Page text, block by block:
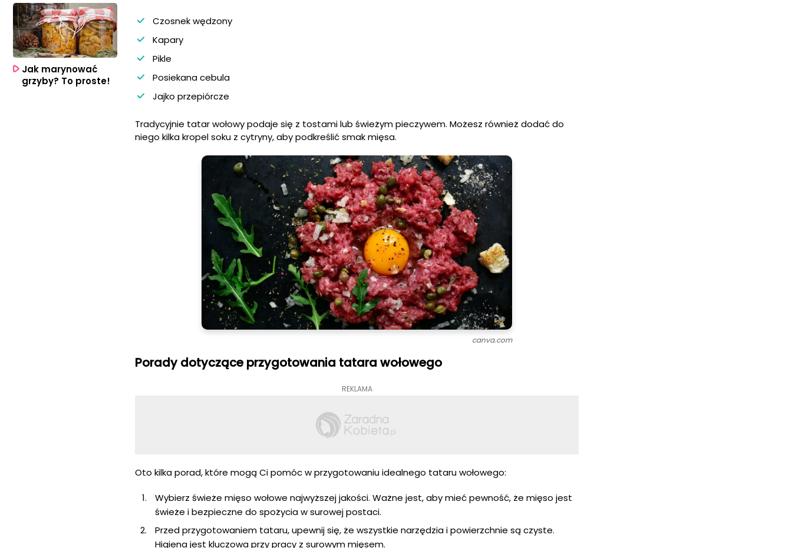
Czosnek wędzony
Kapary
Pikle
Posiekana cebula
Jajko przepiórcze
Tradycyjnie tatar wołowy podaje się z tostami lub świeżym pieczywem. Możesz również dodać do
niego kilka kropel soku z cytryny, aby podkreślić smak mięsa.
canva.com
Porady dotyczące przygotowania tatara wołowego
REKLAMA
Oto kilka porad, które mogą Ci pomóc w przygotowaniu idealnego tataru wołowego:
Wybierz świeże mięso wołowe najwyższej jakości. Ważne jest, aby mieć pewność, że mięso jest
świeże i bezpieczne do spożycia w surowej postaci.
Przed przygotowaniem tataru, upewnij się, że wszystkie narzędzia i powierzchnie są czyste.
Higiena jest kluczowa przy pracy z surowym mięsem.
Jak marynować
grzyby? To proste!